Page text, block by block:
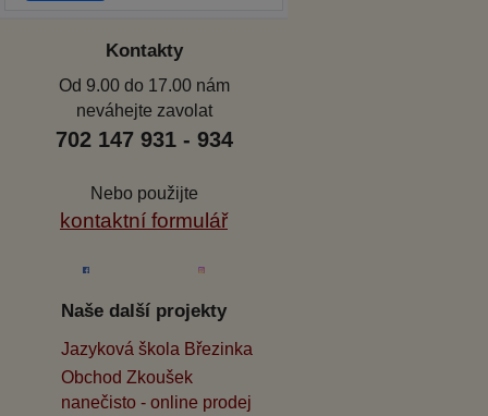
Kontakty
Od 9.00 do 17.00 nám
neváhejte zavolat
702 147 931 - 934
Nebo použijte
kontaktní formulář
Naše další projekty
Jazyková škola Březinka
Obchod Zkoušek
nanečisto - online prodej